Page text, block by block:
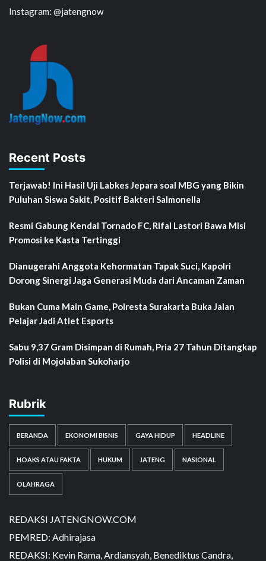
Instagram: @jatengnow
Recent Posts
Terjawab! Ini Hasil Uji Labkes Jepara soal MBG yang Bikin
Puluhan Siswa Sakit, Positif Bakteri Salmonella
Resmi Gabung Kendal Tornado FC, Rifal Lastori Bawa Misi
Promosi ke Kasta Tertinggi
Dianugerahi Anggota Kehormatan Tapak Suci, Kapolri
Dorong Sinergi Jaga Generasi Muda dari Ancaman Zaman
Bukan Cuma Main Game, Polresta Surakarta Buka Jalan
Pelajar Jadi Atlet Esports
Sabu 9,37 Gram Disimpan di Rumah, Pria 27 Tahun Ditangkap
Polisi di Mojolaban Sukoharjo
Rubrik
BERANDA EKONOMI BISNIS GAYA HIDUP HEADLINE
HOAKS ATAU FAKTA HUKUM JATENG NASIONAL
OLAHRAGA
REDAKSI JATENGNOW.COM
PEMRED: Adhirajasa
REDAKSI: Kevin Rama, Ardiansyah, Benediktus Candra,